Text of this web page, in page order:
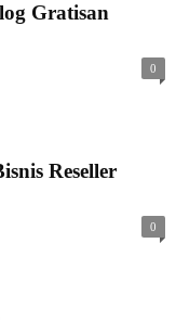
Gratisan
0
Reseller
0